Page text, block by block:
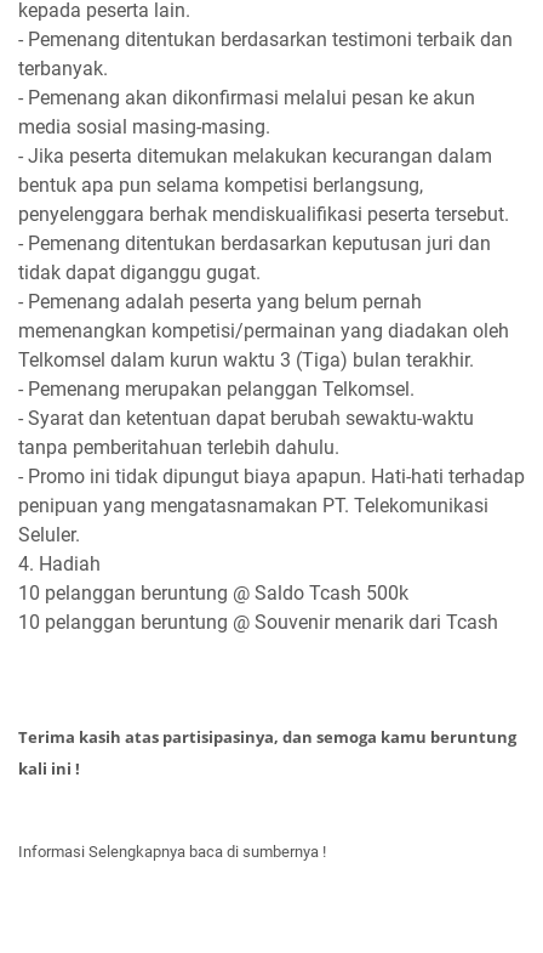
kepada peserta lain.
- Pemenang ditentukan berdasarkan testimoni terbaik dan
terbanyak.
- Pemenang akan dikonfirmasi melalui pesan ke akun
media sosial masing-masing.
- Jika peserta ditemukan melakukan kecurangan dalam
bentuk apa pun selama kompetisi berlangsung,
penyelenggara berhak mendiskualifikasi peserta tersebut.
- Pemenang ditentukan berdasarkan keputusan juri dan
tidak dapat diganggu gugat.
- Pemenang adalah peserta yang belum pernah
memenangkan kompetisi/permainan yang diadakan oleh
Telkomsel dalam kurun waktu 3 (Tiga) bulan terakhir.
- Pemenang merupakan pelanggan Telkomsel.
- Syarat dan ketentuan dapat berubah sewaktu-waktu
tanpa pemberitahuan terlebih dahulu.
- Promo ini tidak dipungut biaya apapun. Hati-hati terhadap
penipuan yang mengatasnamakan PT. Telekomunikasi
Seluler.
4. Hadiah
10 pelanggan beruntung @ Saldo Tcash 500k
10 pelanggan beruntung @ Souvenir menarik dari Tcash
Terima kasih atas partisipasinya, dan semoga kamu beruntung
kali ini !
Informasi Selengkapnya baca di sumbernya !